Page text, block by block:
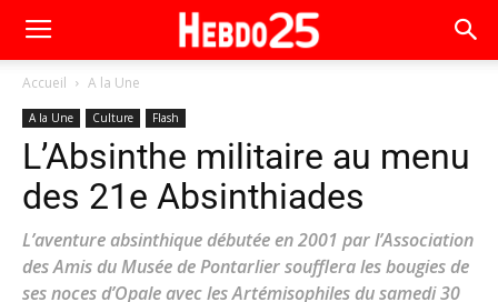
Accueil A la Une
A la Une Culture Flash
L’Absinthe militaire au menu
des 21e Absinthiades
L’aventure absinthique débutée en 2001 par l’Association
des Amis du Musée de Pontarlier soufflera les bougies de
ses noces d’Opale avec les Artémisophiles du samedi 30